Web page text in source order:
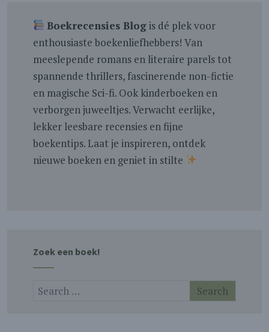
Boekrecensies Blogis dé plek voor
enthousiaste boekenliefhebbers! Van
meeslepende romans en literaire parels tot
spannende thrillers, fascinerende non-fictie
en magische Sci-fi. Ook kinderboeken en
verborgen juweeltjes. Verwacht eerlijke,
lekker leesbare recensies en fijne
boekentips. Laat je inspireren, ontdek
nieuwe boeken en geniet in stilte
Zoek een boek!